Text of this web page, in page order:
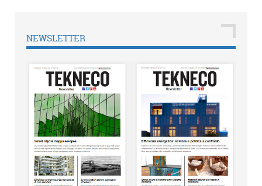
NEWSLETTER